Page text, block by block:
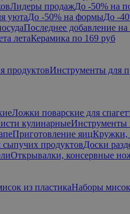
Лидеры продажДо -50% на
уютаДо -50% на формыДо -
Последнее добавление на
летаКерамика по 169 руб
продуктовИнструменты для
Ложки поварские для
кулинарныеИнструменты
Приготовление яицКружки,
продуктовДоски
Открывалки, консервные
из пластикаНаборы